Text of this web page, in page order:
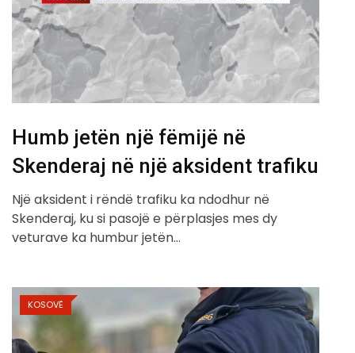
Humb jetën një fëmijë në
Skenderaj në një aksident trafiku
Një aksident i rëndë trafiku ka ndodhur në
Skenderaj, ku si pasojë e përplasjes mes dy
veturave ka humbur jetën…
KOSOVË